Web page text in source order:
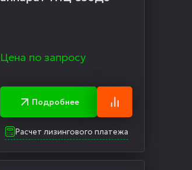
Цена по запросу
Подробнее
Расчет лизингового платежа